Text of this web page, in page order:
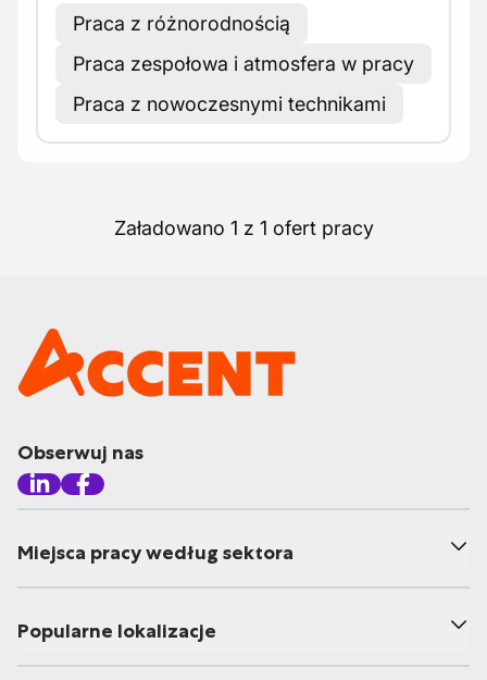
Praca z różnorodnością
Praca zespołowa i atmosfera w pracy
Praca z nowoczesnymi technikami
Załadowano 1 z 1 ofert pracy
Obserwuj nas
Miejsca pracy według sektora
Popularne lokalizacje